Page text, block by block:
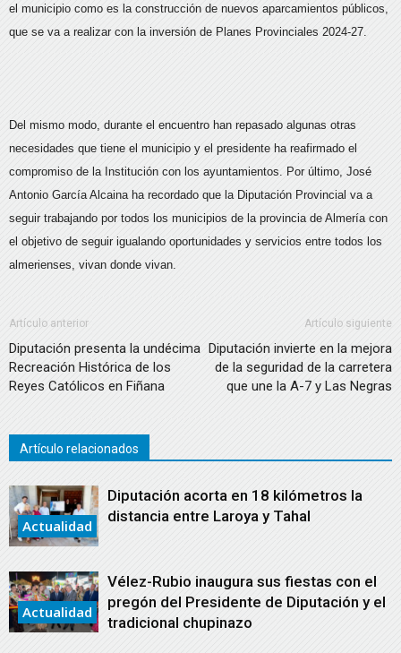
el municipio como es la construcción de nuevos aparcamientos públicos,
que se va a realizar con la inversión de Planes Provinciales 2024-27.
Del mismo modo, durante el encuentro han repasado algunas otras
necesidades que tiene el municipio y el presidente ha reafirmado el
compromiso de la Institución con los ayuntamientos. Por último, José
Antonio García Alcaina ha recordado que la Diputación Provincial va a
seguir trabajando por todos los municipios de la provincia de Almería con
el objetivo de seguir igualando oportunidades y servicios entre todos los
almerienses, vivan donde vivan.
Artículo anterior
Diputación presenta la undécima
Recreación Histórica de los
Reyes Católicos en Fiñana
Artículo siguiente
Diputación invierte en la mejora
de la seguridad de la carretera
que une la A-7 y Las Negras
Artículo relacionados
Actualidad
Diputación acorta en 18 kilómetros la
distancia entre Laroya y Tahal
Actualidad
Vélez-Rubio inaugura sus fiestas con el
pregón del Presidente de Diputación y el
tradicional chupinazo